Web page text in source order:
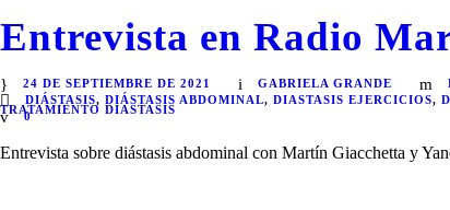
Entrevista en Radio
24 DE SEPTIEMBRE DE 2021 GABRIELA GRANDE
DIÁSTASIS, DIÁSTASIS ABDOMINAL, DIASTASIS EJERCICIOS,
TRATAMIENTO DIASTASIS
0
Entrevista sobre diástasis abdominal con Martín Giacchetta y